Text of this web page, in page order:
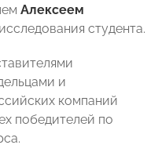
Алексеем
студента.
и
компаний
победителей по